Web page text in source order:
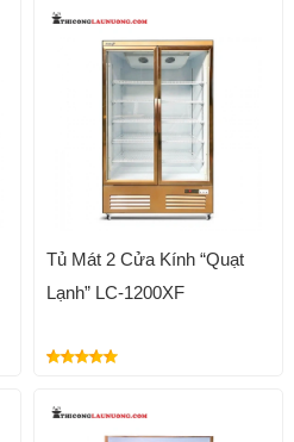
Tủ Mát 2 Cửa Kính “Quạt
Lạnh” LC-1200XF